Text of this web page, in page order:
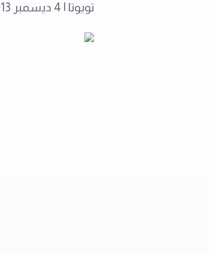
تويوتا | 4 ديسمبر 2013